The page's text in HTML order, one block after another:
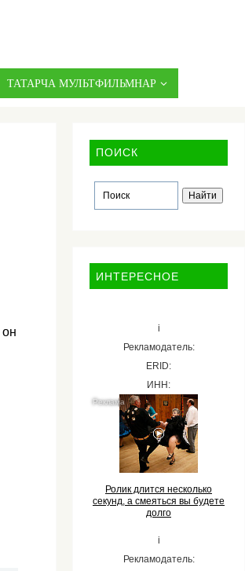
ТАТАРЧА МУЛЬТФИЛЬМНАР
он
ПОИСК
ИНТЕРЕСНОЕ
i
Рекламодатель:
ERID:
ИНН:
Ролик длится несколько
секунд, а смеяться вы будете
долго
i
Рекламодатель: